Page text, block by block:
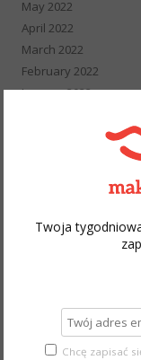
May 2022
April 2022
March 2022
February 2022
January 2022
November 2021
July 2021
March 2021
February 2021
January 2021
Twoja
Chcę zapisać